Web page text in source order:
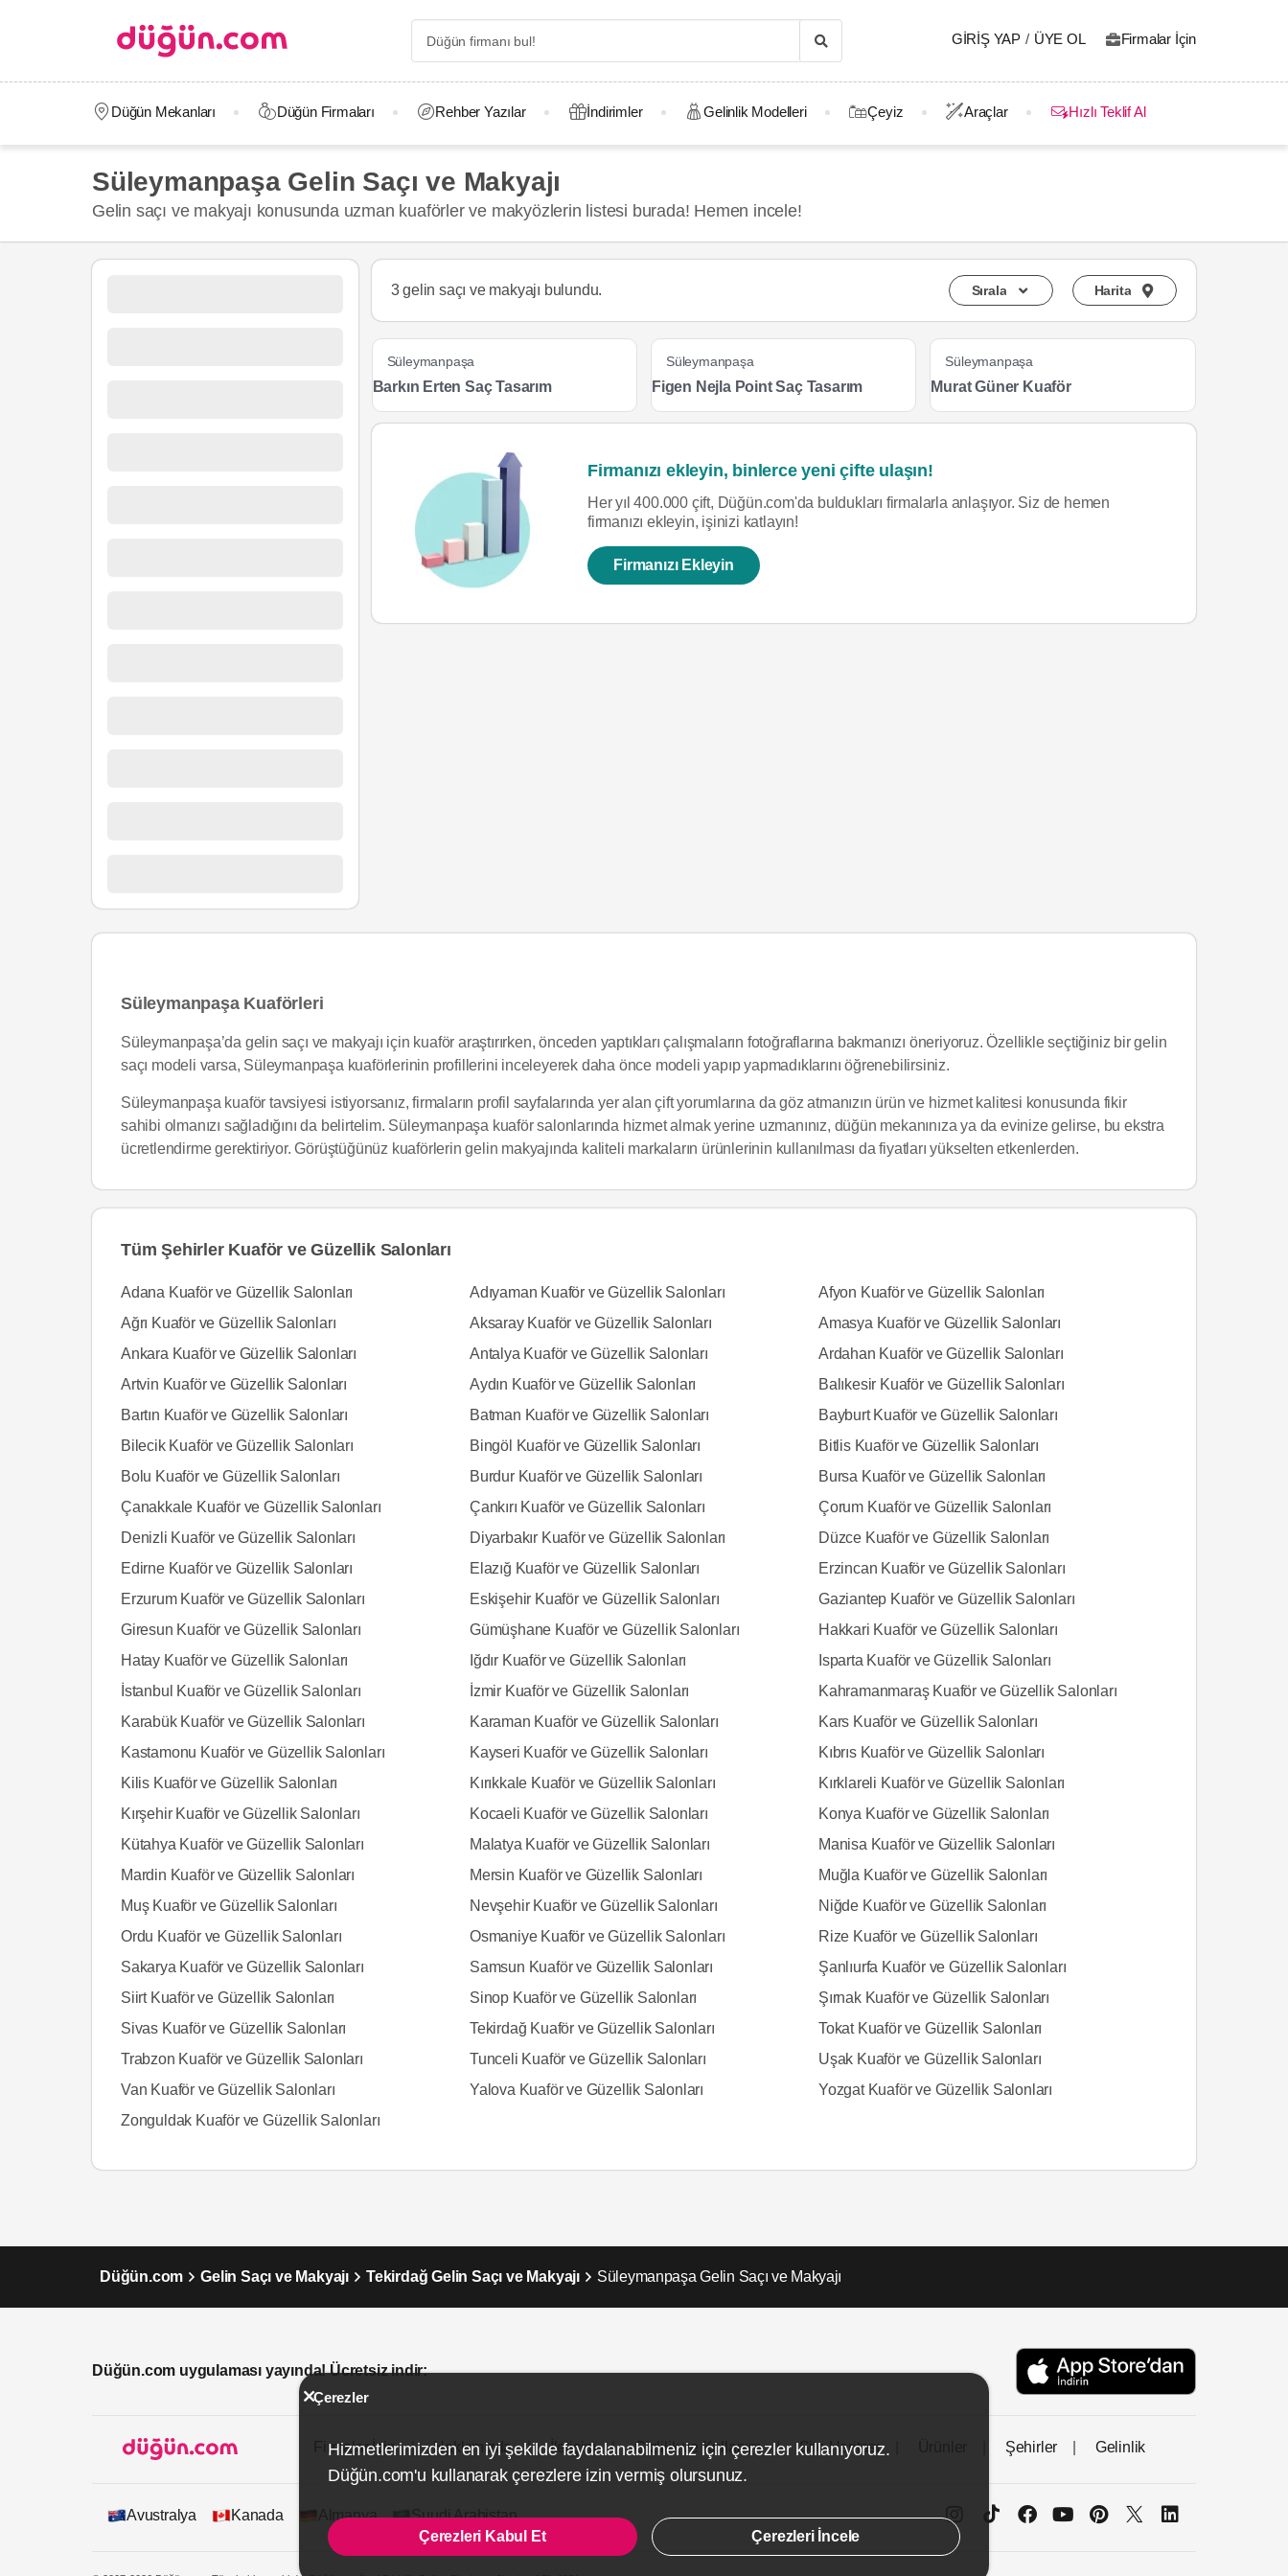
GIRIŞ YAP / ÜYE OL Firmalar İçin
Düğün Mekanları Düğün Firmaları Rehber Yazılar İndirimler Gelinlik Modelleri Çeyiz Araçlar Hızlı Teklif Al
Süleymanpaşa Gelin Saçı ve Makyajı
Gelin saçı ve makyajı konusunda uzman kuaförler ve makyözlerin listesi burada! Hemen incele!
3 gelin saçı ve makyajı bulundu. Sırala Harita
Süleymanpaşa
Barkın Erten Saç Tasarım
Süleymanpaşa
Figen Nejla Point Saç Tasarım
Süleymanpaşa
Murat Güner Kuaför
Firmanızı ekleyin, binlerce yeni çifte ulaşın!
Her yıl 400.000 çift, Düğün.com'da buldukları firmalarla anlaşıyor. Siz de hemen
firmanızı ekleyin, işinizi katlayın!
Firmanızı Ekleyin
Süleymanpaşa Kuaförleri
Süleymanpaşa’da gelin saçı ve makyajı için kuaför araştırırken, önceden yaptıkları çalışmaların fotoğraflarına bakmanızı öneriyoruz. Özellikle seçtiğiniz bir gelin
saçı modeli varsa, Süleymanpaşa kuaförlerinin profillerini inceleyerek daha önce modeli yapıp yapmadıklarını öğrenebilirsiniz.
Süleymanpaşa kuaför tavsiyesi istiyorsanız, firmaların profil sayfalarında yer alan çift yorumlarına da göz atmanızın ürün ve hizmet kalitesi konusunda fikir
sahibi olmanızı sağladığını da belirtelim. Süleymanpaşa kuaför salonlarında hizmet almak yerine uzmanınız, düğün mekanınıza ya da evinize gelirse, bu ekstra
ücretlendirme gerektiriyor. Görüştüğünüz kuaförlerin gelin makyajında kaliteli markaların ürünlerinin kullanılması da fiyatları yükselten etkenlerden.
Tüm Şehirler Kuaför ve Güzellik Salonları
Adana Kuaför ve Güzellik Salonları Adıyaman Kuaför ve Güzellik Salonları
Afyon Kuaför ve Güzellik Salonları
Ağrı Kuaför ve Güzellik Salonları
Aksaray Kuaför ve Güzellik Salonları
Amasya Kuaför ve Güzellik Salonları
Ankara Kuaför ve Güzellik Salonları
Antalya Kuaför ve Güzellik Salonları
Ardahan Kuaför ve Güzellik Salonları
Artvin Kuaför ve Güzellik Salonları
Aydın Kuaför ve Güzellik Salonları
Balıkesir Kuaför ve Güzellik Salonları
Bartın Kuaför ve Güzellik Salonları
Batman Kuaför ve Güzellik Salonları
Bayburt Kuaför ve Güzellik Salonları
Bilecik Kuaför ve Güzellik Salonları
Bingöl Kuaför ve Güzellik Salonları
Bitlis Kuaför ve Güzellik Salonları
Bolu Kuaför ve Güzellik Salonları
Burdur Kuaför ve Güzellik Salonları
Bursa Kuaför ve Güzellik Salonları
Çanakkale Kuaför ve Güzellik Salonları
Çankırı Kuaför ve Güzellik Salonları
Çorum Kuaför ve Güzellik Salonları
Denizli Kuaför ve Güzellik Salonları
Diyarbakır Kuaför ve Güzellik Salonları
Düzce Kuaför ve Güzellik Salonları
Edirne Kuaför ve Güzellik Salonları
Elazığ Kuaför ve Güzellik Salonları
Erzincan Kuaför ve Güzellik Salonları
Erzurum Kuaför ve Güzellik Salonları
Eskişehir Kuaför ve Güzellik Salonları
Gaziantep Kuaför ve Güzellik Salonları
Giresun Kuaför ve Güzellik Salonları
Gümüşhane Kuaför ve Güzellik Salonları
Hakkari Kuaför ve Güzellik Salonları
Hatay Kuaför ve Güzellik Salonları
Iğdır Kuaför ve Güzellik Salonları
Isparta Kuaför ve Güzellik Salonları
İstanbul Kuaför ve Güzellik Salonları
İzmir Kuaför ve Güzellik Salonları
Kahramanmaraş Kuaför ve Güzellik Salonları
Karabük Kuaför ve Güzellik Salonları
Karaman Kuaför ve Güzellik Salonları
Kars Kuaför ve Güzellik Salonları
Kastamonu Kuaför ve Güzellik Salonları
Kayseri Kuaför ve Güzellik Salonları
Kıbrıs Kuaför ve Güzellik Salonları
Kilis Kuaför ve Güzellik Salonları
Kırıkkale Kuaför ve Güzellik Salonları
Kırklareli Kuaför ve Güzellik Salonları
Kırşehir Kuaför ve Güzellik Salonları
Kocaeli Kuaför ve Güzellik Salonları
Konya Kuaför ve Güzellik Salonları
Kütahya Kuaför ve Güzellik Salonları
Malatya Kuaför ve Güzellik Salonları
Manisa Kuaför ve Güzellik Salonları
Mardin Kuaför ve Güzellik Salonları
Mersin Kuaför ve Güzellik Salonları
Muğla Kuaför ve Güzellik Salonları
Muş Kuaför ve Güzellik Salonları
Nevşehir Kuaför ve Güzellik Salonları
Niğde Kuaför ve Güzellik Salonları
Ordu Kuaför ve Güzellik Salonları
Osmaniye Kuaför ve Güzellik Salonları
Rize Kuaför ve Güzellik Salonları
Sakarya Kuaför ve Güzellik Salonları
Samsun Kuaför ve Güzellik Salonları
Şanlıurfa Kuaför ve Güzellik Salonları
Siirt Kuaför ve Güzellik Salonları
Sinop Kuaför ve Güzellik Salonları
Şırnak Kuaför ve Güzellik Salonları
Sivas Kuaför ve Güzellik Salonları
Tekirdağ Kuaför ve Güzellik Salonları
Tokat Kuaför ve Güzellik Salonları
Trabzon Kuaför ve Güzellik Salonları
Tunceli Kuaför ve Güzellik Salonları
Uşak Kuaför ve Güzellik Salonları
Van Kuaför ve Güzellik Salonları
Yalova Kuaför ve Güzellik Salonları
Yozgat Kuaför ve Güzellik Salonları
Zonguldak Kuaför ve Güzellik Salonları
Düğün.com Gelin Saçı ve Makyajı Tekirdağ Gelin Saçı ve Makyajı Süleymanpaşa Gelin Saçı ve Makyajı
Düğün.com uygulaması yayında! Ücretsiz indir:
Firmalar İçin Hakkımızda İletişim Gizlilik ve Kullanım Site Haritası Şehirler Gelinlik
Avustralya Kanada Almanya Suudi Arabistan
Çerezler
Hizmetlerimizden en iyi şekilde faydalanabilmeniz için çerezler kullanıyoruz.
Düğün.com'u kullanarak çerezlere izin vermiş olursunuz.
Çerezleri Kabul Et Çerezleri İncele